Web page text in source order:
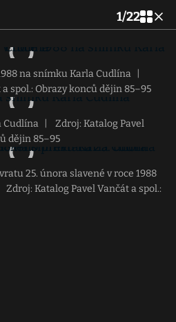
1/22
na snímku Karla Cudlína
spol.: Obrazy konců dějin 85–95
Cudlína
Zdroj: Katalog Pavel
dějin 85–95
25. února slavené v roce 1988
Zdroj: Katalog Pavel Vančát a spol.: